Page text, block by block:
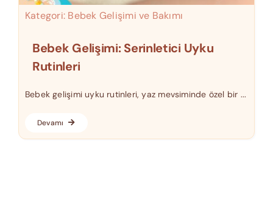
Kategori: Bebek Gelişimi ve Bakımı
Bebek Gelişimi: Serinletici Uyku
Rutinleri
Bebek gelişimi uyku rutinleri, yaz mevsiminde özel bir ...
Devamı